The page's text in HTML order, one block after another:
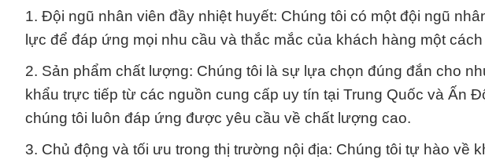
1. Đội ngũ nhân viên đầy nhiệt huyết: Chúng tôi có một đội ngũ
lực để đáp ứng mọi nhu cầu và thắc mắc của khách hàng một cách
2. Sản phẩm chất lượng: Chúng tôi là sự lựa chọn đúng đắn cho
khẩu trực tiếp từ các nguồn cung cấp uy tín tại Trung Quốc và Ấn
chúng tôi luôn đáp ứng được yêu cầu về chất lượng cao.
3. Chủ động và tối ưu trong thị trường nội địa: Chúng tôi tự hào về